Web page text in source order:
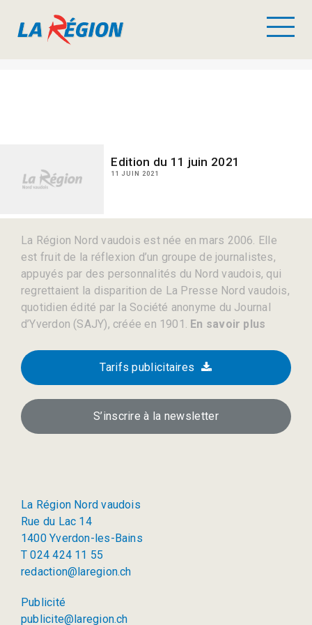
Edition du 11 juin 2021
11 JUIN 2021
La Région Nord vaudois est née en mars 2006. Elle
est fruit de la réflexion d’un groupe de journalistes,
appuyés par des personnalités du Nord vaudois, qui
regrettaient la disparition de La Presse Nord vaudois,
quotidien édité par la Société anonyme du Journal
d’Yverdon (SAJY), créée en 1901. En savoir plus
Tarifs publicitaires
S’inscrire à la newsletter
La Région Nord vaudois
Rue du Lac 14
1400 Yverdon-les-Bains
T 024 424 11 55
redaction@laregion.ch
Publicité
publicite@laregion.ch